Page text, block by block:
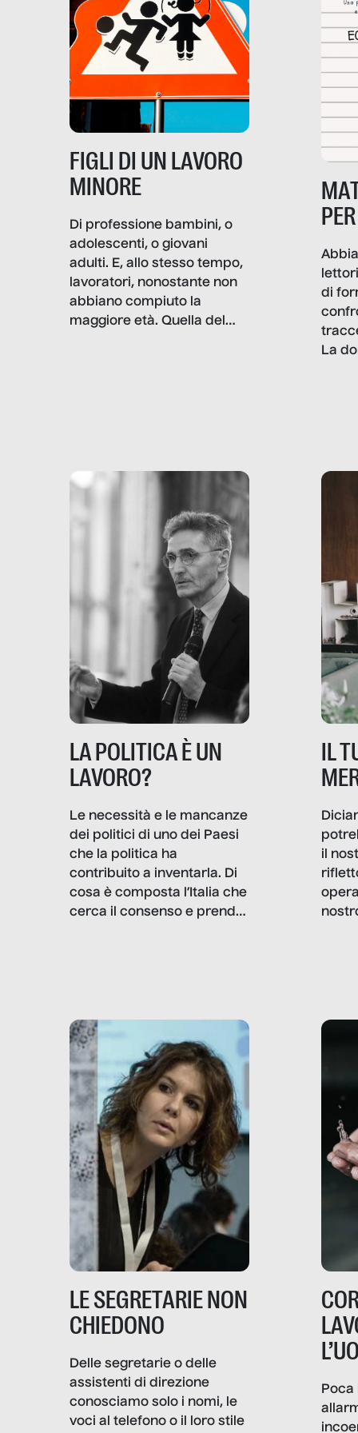
frattura. Questo reportage
nasce dall’idea che guerre
e crisi penetrino nel tessuto
più intimo delle società per
alterarne le molecole
professionali – e, attraverso
esse, il senso stesso della
gravità.
FIGLI DI UN LAVORO
MINORE
Di professione bambini, o
adolescenti, o giovani
adulti. E, allo stesso tempo,
lavoratori, nonostante non
abbiano compiuto la
maggiore età. Quella del
minori. […]
di
La
LA POLITICA È UN
LAVORO?
Le necessità e le mancanze
dei politici di uno dei Paesi
che la politica ha
contribuito a inventarla. Di
cosa è composta l’Italia che
cerca il consenso e prende
IL
il
LE SEGRETARIE NON
CHIEDONO
Delle segretarie o delle
assistenti di direzione
conosciamo solo i nomi, le
voci al telefono o il loro stile
Poca